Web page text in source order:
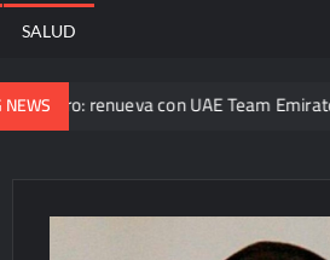
SALUD
renueva con UAE Team Emirates hasta